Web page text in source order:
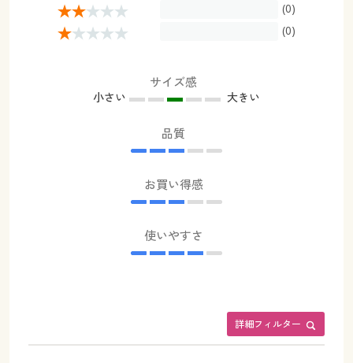
(0)
(0)
サイズ感
小さい 大きい
品質
お買い得感
使いやすさ
詳細フィルター